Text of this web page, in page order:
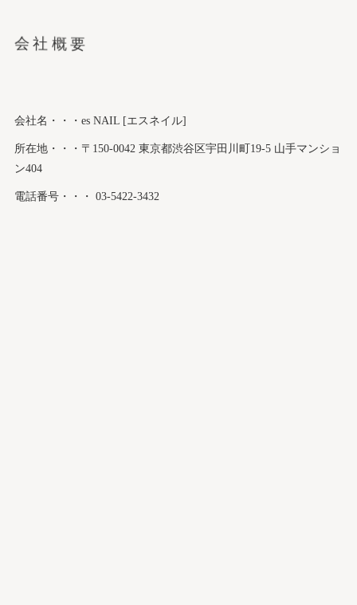
会社概要
会社名・・・es NAIL [エスネイル]
所在地・・・〒150-0042 東京都渋谷区宇田川町19-5 山手マンショ
ン404
電話番号・・・ 03-5422-3432